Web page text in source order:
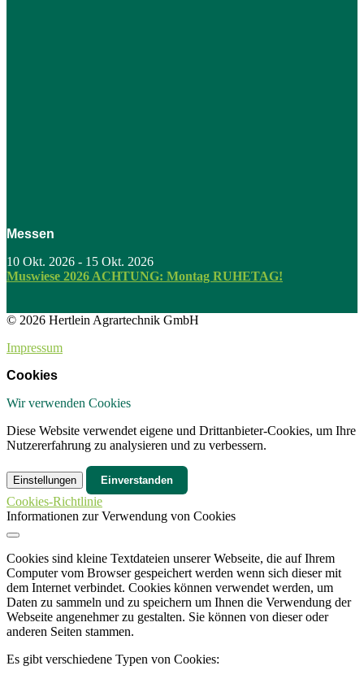
Messen
10 Okt. 2026 - 15 Okt. 2026
Muswiese 2026 ACHTUNG: Montag RUHETAG!
© 2026 Hertlein Agrartechnik GmbH
Impressum
Cookies
Wir verwenden Cookies
Diese Website verwendet eigene und Drittanbieter-Cookies, um Ihre
Nutzererfahrung zu analysieren und zu verbessern.
Einstellungen Einverstanden
Cookies-Richtlinie
Informationen zur Verwendung von Cookies
Cookies sind kleine Textdateien unserer Webseite, die auf Ihrem
Computer vom Browser gespeichert werden wenn sich dieser mit
dem Internet verbindet. Cookies können verwendet werden, um
Daten zu sammeln und zu speichern um Ihnen die Verwendung der
Webseite angenehmer zu gestalten. Sie können von dieser oder
anderen Seiten stammen.
Es gibt verschiedene Typen von Cookies: